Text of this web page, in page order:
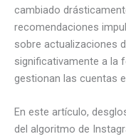
cambiado
recomendaciones
sobre actualizaciones
significativamente a la
gestionan las cuentas
En este artículo,
del algoritmo de